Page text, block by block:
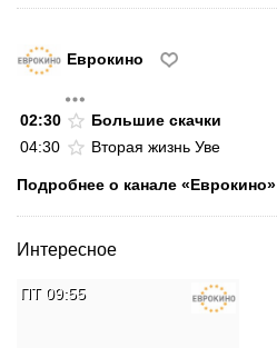
Еврокино
02:30
Большие скачки
04:30
Вторая жизнь Уве
Подробнее о канале «Еврокино»
Интересное
ПТ 09:55